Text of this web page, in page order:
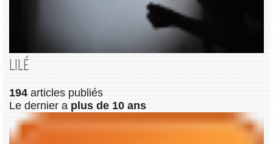
LILÉ
194 articles publiés
Le dernier a plus de 10 ans